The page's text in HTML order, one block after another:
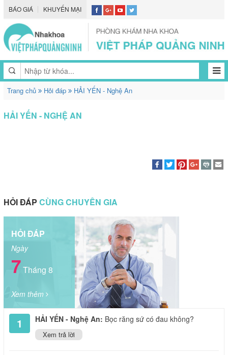
BÁO GIÁ KHUYẾN MẠI
Trang chủ Hỏi đáp HẢI YẾN - Nghệ An
HẢI YẾN - NGHỆ AN
HỎI ĐÁP CÙNG CHUYÊN GIA
HỎI ĐÁP
Ngày
7Tháng 8
Xem thêm
1 HẢI YẾN - Nghệ An: Bọc răng sứ có đau không?
Xem trả lời